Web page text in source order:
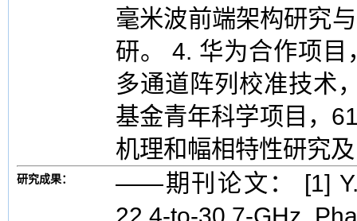
毫米波前端架构研究
研。 4. 华为合作项目
多通道阵列校准技术
基金青年科学项目，
机理和幅相特性研究
研究成果：
——期刊论文： [1] Y.